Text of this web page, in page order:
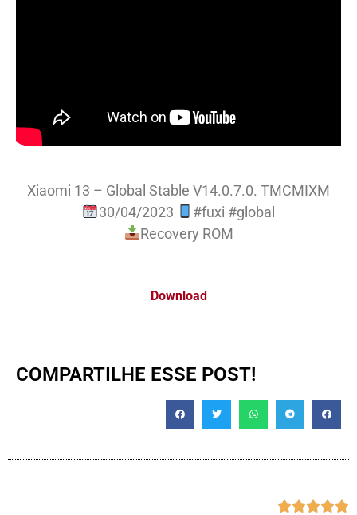
Xiaomi 13 – Global Stable V14.0.7.0. TMCMIXM
30/04/2023
#fuxi #global
Recovery ROM
Download
COMPARTILHE ESSE POST!
